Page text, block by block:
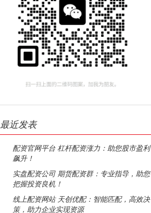
最近发表
配资官网平台 杠杆配资涨力：助您股市盈利
飙升！
实盘配资公司 期货配资群：专业指导，助您
把握投资良机！
线上配资网站 天创优配：智能匹配，高效决
策，助力企业实现资源